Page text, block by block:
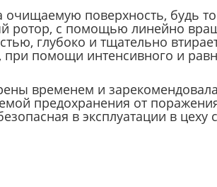
поверхность, будь
ротор, с помощью линейно
глубоко и тщательно
помощи интенсивного и
временем и
предохранения от
в эксплуатации в